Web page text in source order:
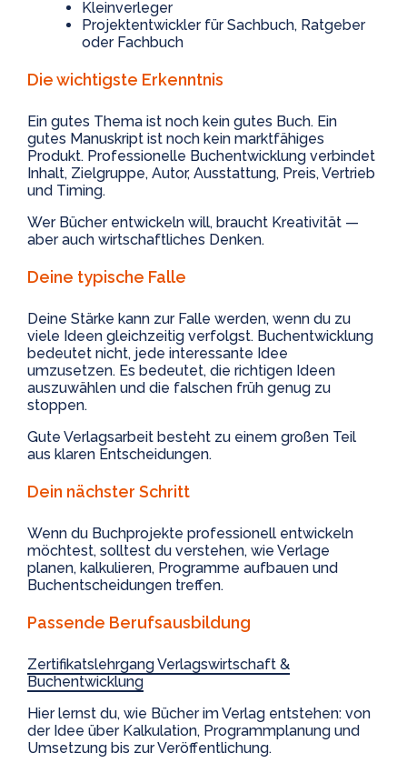
Kleinverleger
Projektentwickler für Sachbuch, Ratgeber
oder Fachbuch
Die wichtigste Erkenntnis
Ein gutes Thema ist noch kein gutes Buch. Ein
gutes Manuskript ist noch kein marktfähiges
Produkt. Professionelle Buchentwicklung verbindet
Inhalt, Zielgruppe, Autor, Ausstattung, Preis, Vertrieb
und Timing.
Wer Bücher entwickeln will, braucht Kreativität —
aber auch wirtschaftliches Denken.
Deine typische Falle
Deine Stärke kann zur Falle werden, wenn du zu
viele Ideen gleichzeitig verfolgst. Buchentwicklung
bedeutet nicht, jede interessante Idee
umzusetzen. Es bedeutet, die richtigen Ideen
auszuwählen und die falschen früh genug zu
stoppen.
Gute Verlagsarbeit besteht zu einem großen Teil
aus klaren Entscheidungen.
Dein nächster Schritt
Wenn du Buchprojekte professionell entwickeln
möchtest, solltest du verstehen, wie Verlage
planen, kalkulieren, Programme aufbauen und
Buchentscheidungen treffen.
Passende Berufsausbildung
Zertifikatslehrgang Verlagswirtschaft &
Buchentwicklung
Hier lernst du, wie Bücher im Verlag entstehen: von
der Idee über Kalkulation, Programmplanung und
Umsetzung bis zur Veröffentlichung.